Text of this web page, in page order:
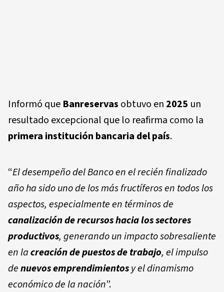
Informó que Banreservas obtuvo en 2025 un
resultado excepcional que lo reafirma como la
primera institución bancaria del país.
“El desempeño del Banco en el recién finalizado
año ha sido uno de los más fructíferos en todos los
aspectos, especialmente en términos de
canalización de recursos hacia los sectores
productivos, generando un impacto sobresaliente
en lacreación de puestos de trabajo, el impulso
denuevos emprendimientosy el dinamismo
económico de la nación”.